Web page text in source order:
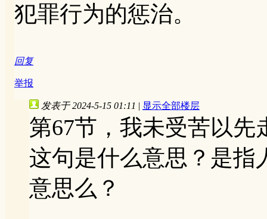
犯罪行为的惩治。
回复
举报
发表于 2024-5-15 01:11 | 显示全部楼层
第67节，我未受苦以
这句是什么意思？是指
意思么？